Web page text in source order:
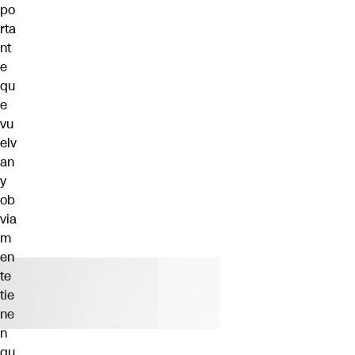
po
rta
nt
e
qu
e
vu
elv
an
y
ob
via
m
en
te
tie
ne
n